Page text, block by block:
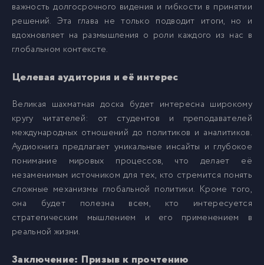
24 024
025
28 028
29 029
30 030
важность долгосрочного видения и гибкости в принятии
решений. Эта глава не только подводит итоги, но и
вдохновляет на размышления о роли каждого из нас в
глобальном контексте.
Целевая аудитория и её интерес
Великая шахматная доска будет интересна широкому
кругу читателей: от студентов и преподавателей
международных отношений до политиков и аналитиков.
Аудиокнига предлагает уникальные инсайты и глубокое
понимание мировых процессов, что делает её
незаменимым источником для тех, кто стремится понять
сложные механизмы глобальной политики. Кроме того,
она будет полезна всем, кто интересуется
стратегическим мышлением и его применением в
реальной жизни.
Заключение: Призыв к прочтению